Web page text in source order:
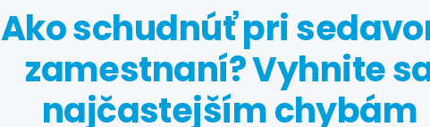
Vzorové jedálničky
Klub Moja KetoDiet
Chudnutie po
Affiliate
Kontakty
Ako schudnúť pri
zamestnaní? Vyhnite
najčastejším chybám